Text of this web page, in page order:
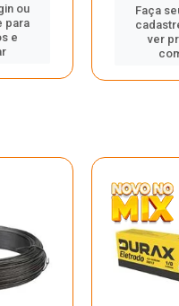
ou
para
e
Faça
ver